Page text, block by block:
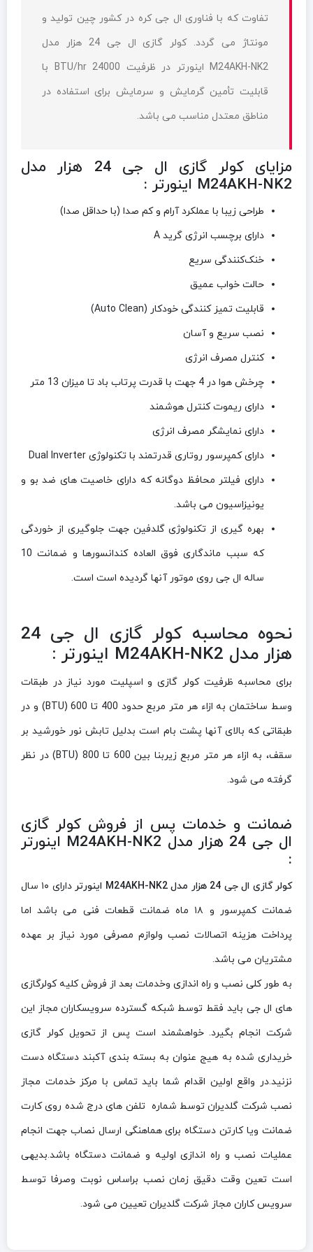
تفاوت که با فناوری ال جی کره در کشور چین تولید و
مونتاژ می گردد. کولر گازی ال جی 24 هزار مدل
M24AKH-NK2 اینورتر در ظرفیت BTU/hr 24000 با
قابلیت تأمین گرمایش و سرمایش برای استفاده در
مناطق معتدل مناسب می باشد.
مزایای کولر گازی ال جی 24 هزار مدل
M24AKH-NK2 اینورتر :
طراحی زیبا با عملکرد آرام و کم صدا (با حداقل صدا)
دارای برچسب انرژی گرید A
خنک‌کنندگی سریع
حالت خواب عمیق
قابلیت تمیز کنندگی خودکار (Auto Clean)
نصب سریع و آسان
کنترل مصرف انرژی
چرخش هوا در 4 جهت با قدرت پرتاب باد تا میزان 13 متر
دارای ریموت کنترل هوشمند
دارای نمایشگر مصرف انرژی
دارای کمپرسور روتاری قدرتمند با تکنولوژی Dual Inverter
دارای فیلتر محافظ دوگانه که دارای خاصیت های ضد بو و
یونیزاسیون می باشد.
بهره گیری از تکنولوژی گلدفین جهت جلوگیری از خوردگی
که سبب ماندگاری فوق العاده کندانسورها و ضمانت 10
ساله ال جی روی موتور آنها گردیده است است.
نحوه محاسبه کولر گازی ال جی 24
هزار مدل M24AKH-NK2 اینورتر :
برای محاسبه ظرفیت کولر گازی و اسپلیت مورد نیاز در طبقات
وسط ساختمان به ازاء هر متر مربع حدود 400 تا 600 (BTU) و در
طبقاتی که بالای آنها پشت بام است بدلیل تابش نور خورشید بر
سقف، به ازاء هر متر مربع زیربنا بین 600 تا 800 (BTU) در نظر
گرفته می شود.
ضمانت و خدمات پس از فروش کولر گازی
ال جی 24 هزار مدل M24AKH-NK2 اینورتر
:
کولر گازی ال جی 24 هزار مدل M24AKH-NK2 اینورتر
دارای ۱۰ سال
ضمانت کمپرسور و ۱۸ ماه ضمانت قطعات فنی می باشد اما
پرداخت هزینه اتصالات نصب ولوازم مصرفی مورد نیاز بر عهده
مشتریان می باشد.
به طور کلی نصب و راه اندازی وخدمات بعد از فروش کلیه کولرگازی
های ال جی باید فقط توسط شبکه گسترده سرویسکاران مجاز این
شرکت انجام بگیرد. خواهشمند است پس از تحویل کولر گازی
خریداری شده به هیج عنوان به بسته بندی آکبند دستگاه دست
نزنید.در واقع اولین اقدام شما باید تماس با مرکز خدمات مجاز
نصب شرکت گلدیران توسط شماره تلفن های درج شده روی کارت
ضمانت ویا کارتن دستگاه برای هماهنگی ارسال نصاب جهت انجام
عملیات نصب و راه اندازی اولیه و ضمانت دستگاه باشد.بدیهی
است تعین وقت دقیق زمان نصب براساس نوبت وصرفا توسط
سرویس کاران مجاز شرکت گلدیران تعیین می شود.